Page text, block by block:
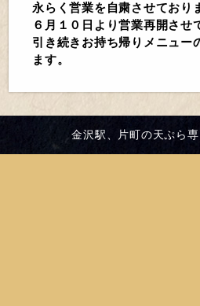
永らく営業を自粛させており
６月１０日より営業再開させ
引き続きお持ち帰りメニュー
ます。
金沢駅、片町の天ぷら専